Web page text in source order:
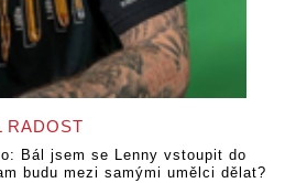
RADOST
Bál jsem se Lenny vstoupit do
budu mezi samými umělci dělat?